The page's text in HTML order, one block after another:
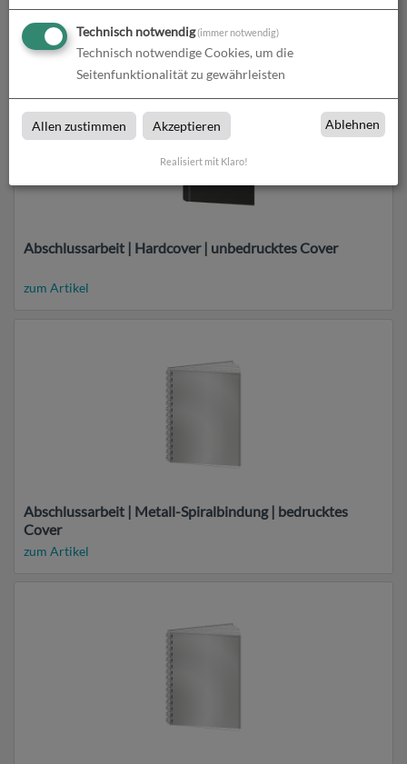
zum Artikel
Abschlussarbeit | Hardcover | unbedrucktes Cover
zum Artikel
Abschlussarbeit | Metall-Spiralbindung | bedrucktes
Cover
zum Artikel
Technisch notwendig(immer notwendig)
Technisch notwendige Cookies, um die
Seitenfunktionalität zu gewährleisten
Allen zustimmen Akzeptieren Ablehnen
Realisiert mit Klaro!